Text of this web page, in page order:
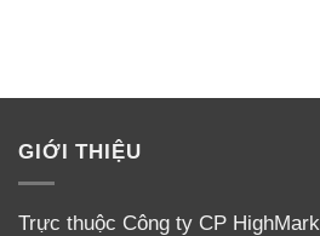
GIỚI THIỆU
Trực thuộc Công ty CP HighMark